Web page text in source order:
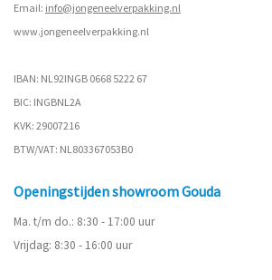
Email: info@jongeneelverpakking.nl
www.jongeneelverpakking.nl
IBAN: NL92INGB 0668 5222 67
BIC: INGBNL2A
KVK: 29007216
BTW/VAT: NL803367053B0
Openingstijden showroom Gouda
Ma. t/m do.: 8:30 - 17:00 uur
Vrijdag: 8:30 - 16:00 uur